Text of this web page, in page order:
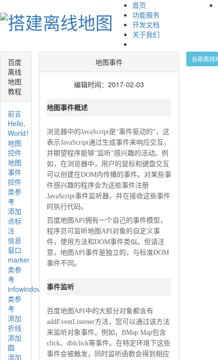
首页
功能服务
开发文档
关于我们
百度
离线
地图
教程
前言
Hello,
World！
地图
控件
地图
事件
控件
类参
考
添加
点标
注
信息
窗口
marker
类参
考
infowindow
类参
考
添加
折线
添加
圆
添加
地图事件
编辑时间：2017-02-03
地图事件概述
浏览器中的JavaScript是“事件驱动的”，这
表示JavaScript通过生成事件来响应交互，
并期望程序能够“监听”感兴趣的活动。例
如，在浏览器中，用户的鼠标和键盘交互
可以创建在DOM内传播的事件。对某些事
件感兴趣的程序会为这些事件注册
JavaScript事件监听器，并在接收这些事件
时执行代码。
百度地图API拥有一个自己的事件模型，
程序员可监听地图API对象的自定义事
件，使用方法和DOM事件类似。但请注
意，地图API事件是独立的，与标准DOM
事件不同。
事件监听
百度地图API中的大部分对象都含有
addEventListener方法，您可以通过该方法
来监听对象事件。例如，BMap.Map包含
click、dblclick等事件。在特定环境下这些
事件会被触发，同时监听函数会得到相应
谷歌离线